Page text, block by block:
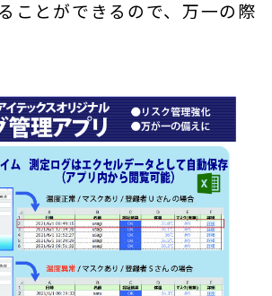
ことができるので、万一の際